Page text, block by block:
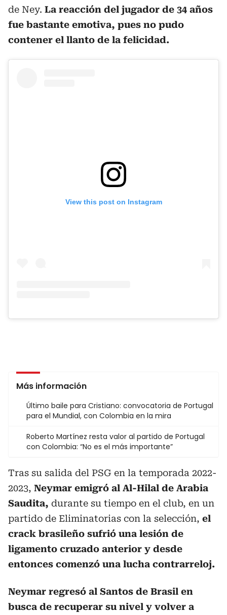
de Ney. La reacción del jugador de 34 años
fue bastante emotiva, pues no pudo
contener el llanto de la felicidad.
View this post on Instagram
Más información
Último baile para Cristiano: convocatoria de Portugal
para el Mundial, con Colombia en la mira
Roberto Martínez resta valor al partido de Portugal
con Colombia: “No es el más importante”
Tras su salida del PSG en la temporada 2022-
2023, Neymar emigró al Al-Hilal de Arabia
Saudita, durante su tiempo en el club, en un
partido de Eliminatorias con la selección, el
crack brasileño sufrió una lesión de
ligamento cruzado anterior y desde
entonces comenzó una lucha contrarreloj.
Neymar regresó al Santos de Brasil en
busca de recuperar su nivel y volver a